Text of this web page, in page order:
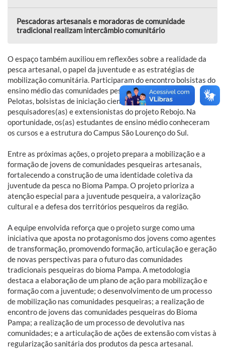
Pescadoras artesanais e moradoras de comunidade
tradicional realizam intercâmbio comunitário
O espaço também auxiliou em reflexões sobre a realidade da
pesca artesanal, o papel da juventude e as estratégias de
mobilização comunitária. Participaram do encontro bolsistas do
ensino médio das comunidades pesqueiras artesanais de
Pelotas, bolsistas de iniciação científica, docentes e
pesquisadores(as) e extensionistas do projeto Rebojo. Na
oportunidade, os(as) estudantes de ensino médio conheceram
os cursos e a estrutura do Campus São Lourenço do Sul.
Entre as próximas ações, o projeto prepara a mobilização e a
formação de jovens de comunidades pesqueiras artesanais,
fortalecendo a construção de uma identidade coletiva da
juventude da pesca no Bioma Pampa. O projeto prioriza a
atenção especial para a juventude pesqueira, a valorização
cultural e a defesa dos territórios pesqueiros da região.
A equipe envolvida reforça que o projeto surge como uma
iniciativa que aposta no protagonismo dos jovens como agentes
de transformação, promovendo formação, articulação e geração
de novas perspectivas para o futuro das comunidades
tradicionais pesqueiras do bioma Pampa. A metodologia
destaca a elaboração de um plano de ação para mobilização e
formação com a juventude; o desenvolvimento de um processo
de mobilização nas comunidades pesqueiras; a realização de
encontro de jovens das comunidades pesqueiras do Bioma
Pampa; a realização de um processo de devolutiva nas
comunidades; e a articulação de ações de extensão com vistas à
regularização sanitária dos produtos da pesca artesanal.